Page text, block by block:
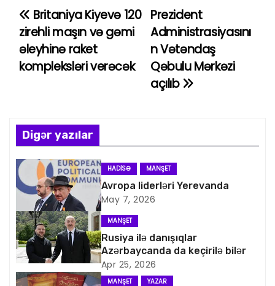
Y
a
z
n
a
v
i
q
a
s
Prezident
Administrasiyasını
n Vətəndaş
Qəbulu Mərkəzi
açılıb
Britaniya Kiyevə 120
zirehli maşın və gəmi
əleyhinə raket
kompleksləri verəcək
Digər yazılar
HADISƏ MANŞET
Avropa liderləri Yerevanda
May 7, 2026
MANŞET
Rusiya ilə danışıqlar
Azərbaycanda da keçirilə bilər
Apr 25, 2026
MANŞET YAZAR